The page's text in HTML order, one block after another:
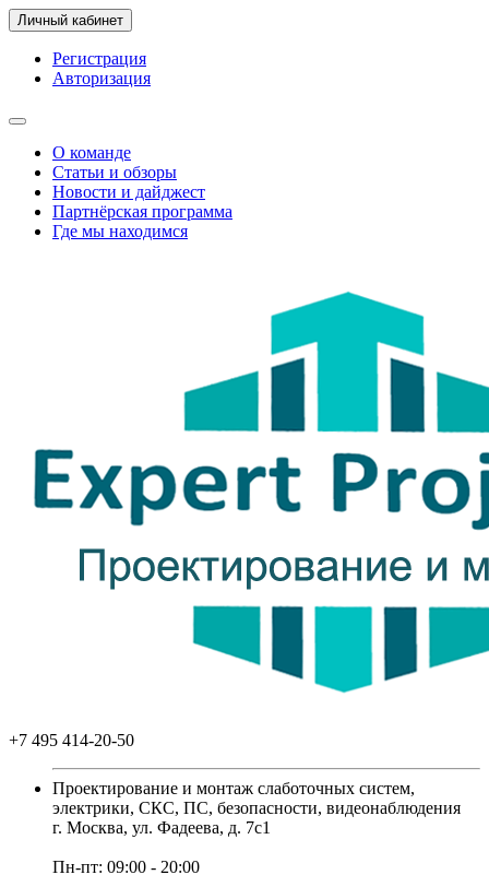
Личный кабинет
Регистрация
Авторизация
О команде
Статьи и обзоры
Новости и дайджест
Партнёрская программа
Где мы находимся
+7 495 414-20-50
Проектирование и монтаж слаботочных систем,
электрики, СКС, ПС, безопасности, видеонаблюдения
г. Москва, ул. Фадеева, д. 7с1
Пн-пт: 09:00 - 20:00